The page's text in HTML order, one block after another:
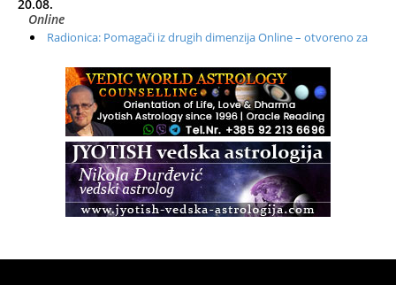
20.08.
Online
Radionica: Pomagači iz drugih dimenzija Online – otvoreno za
Zagreb+Online
Osnovni ThetaHealing® tečaj, Zagreb i Online
Zagreb
Osnovna radionica za izscjeljivanje pranom (Basic Pranic
Healing course)
Access BARS®, otpusti stres